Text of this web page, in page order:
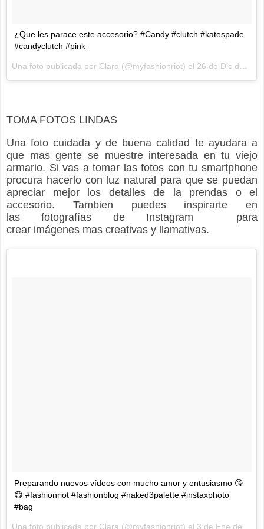
¿Que les parace este accesorio? #Candy #clutch #katespade
#candyclutch #pink
Una foto publicada por Clara (@myfashionriot) el 26 de Dic de 2015 a la(s) 6:46 PST
TOMA FOTOS LINDAS
Una foto cuidada y de buena calidad te ayudara a
que mas gente se muestre interesada en tu viejo
armario. Si vas a tomar las fotos con tu smartphone
procura hacerlo con luz natural para que se puedan
apreciar mejor los detalles de la prendas o el
accesorio. Tambien puedes inspirarte en
lasfotografías de Instagram para
crear imágenes mas creativas y llamativas.
Preparando nuevos vídeos con mucho amor y entusiasmo 😘
😄 #fashionriot #fashionblog #naked3palette #instaxphoto
#bag
Una foto publicada por Clara (@myfashionriot) el 3 de Ene de 2016 a la(s) 3:06 PST